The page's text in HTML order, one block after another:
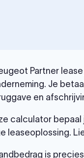
Partner
Je
en
calculator bepaal
leaseoplossing.
is